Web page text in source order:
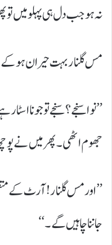
نہ ہو جب دل ہی پہلو میں تو
مس گلنار بہت حیران
’’نوا سنجے؟ سنجے تو جونا
جھوم اٹھی۔ پھر میں نے
’’اور مس گلنار! آرٹ کے
جاننا چاہیں گے۔‘‘